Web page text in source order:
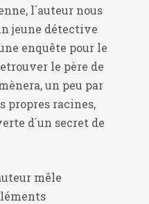
l´auteur nous
jeune détective
enquête pour le
le père de
un peu par
propres racines,
d´un secret de
mêle